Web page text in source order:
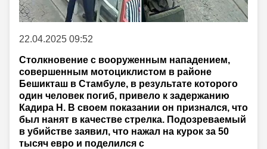
22.04.2025 09:52
Столкновение с вооруженным нападением,
совершенным мотоциклистом в районе
Бешикташ в Стамбуле, в результате которого
один человек погиб, привело к задержанию
Кадира Н. В своем показании он признался, что
был нанят в качестве стрелка. Подозреваемый
в убийстве заявил, что нажал на курок за 50
тысяч евро и поделился с